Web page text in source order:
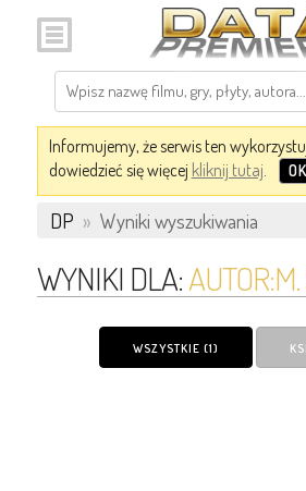
Informujemy, że serwis ten
dowiedzieć się więcej kliknij tutaj.
DP » Wyniki wyszukiwania
WYNIKI DLA:
WSZYSTKIE (1)